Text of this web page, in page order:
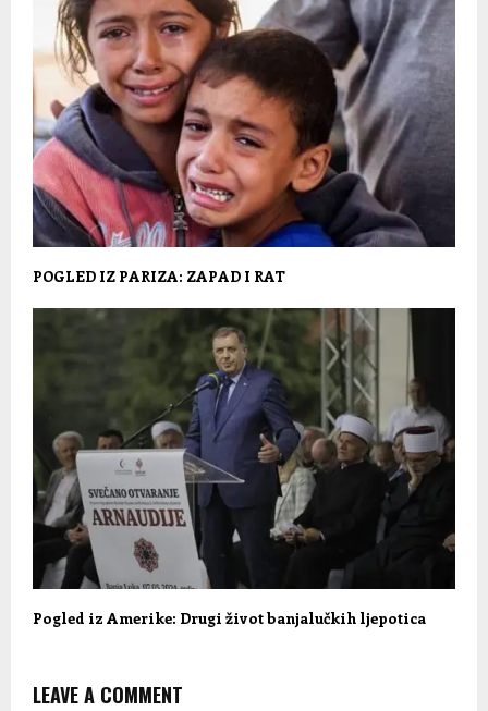
POGLED IZ PARIZA: ZAPAD I RAT
Pogled iz Amerike: Drugi život banjalučkih ljepotica
LEAVE A COMMENT